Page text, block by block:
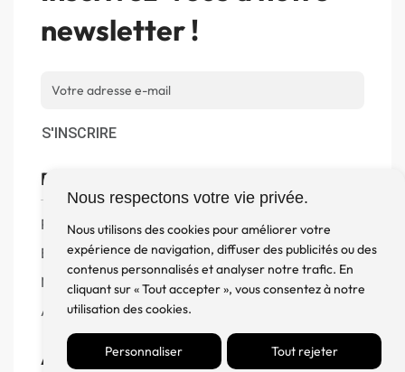
Nous respectons votre vie privée.
Nous utilisons des cookies pour améliorer votre
expérience de navigation, diffuser des publicités ou des
contenus personnalisés et analyser notre trafic. En
cliquant sur « Tout accepter », vous consentez à notre
utilisation des cookies.
Personnaliser Tout rejeter
newsletter !
S'INSCRIRE
Boutique
Produits
Enceintes
Meuble, Rack et Support
Accessoires
Aide